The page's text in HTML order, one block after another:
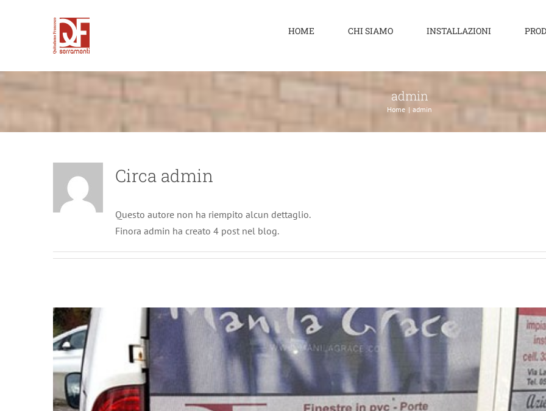
HOME CHI SIAMO INSTALLAZIONI
admin
Home admin
Circa admin
Questo autore non ha riempito alcun dettaglio.
Finora admin ha creato 4 post nel blog.